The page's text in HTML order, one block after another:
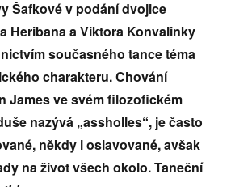
Šafkové v podání dvojice
Heribana a Viktora Konvalinky
současného tance téma
ého charakteru. Chování
James ve svém filozofickém
nazývá „assholles“, je často
é, někdy i oslavované, avšak
na život všech okolo. Taneční